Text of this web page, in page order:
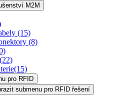
M2M
(15)
(8)
(22)
(15)
pro RFID
submenu pro RFID řešení